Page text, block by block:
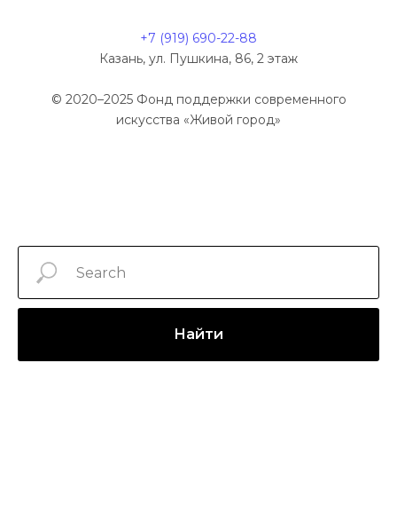
+7 (919) 690-22-88
Казань, ул. Пушкина, 86, 2 этаж
© 2020–2025 Фонд поддержки современного
искусства «Живой город»
Найти